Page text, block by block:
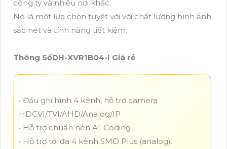
công ty và nhiều nơi khác.
Nó là một lựa chọn tuyệt vời với chất lượng hình ảnh
sắc nét và tính năng tiết kiệm.
Thông SốDH-XVR1B04-I Giá rẻ
• Đầu ghi hình 4 kênh, hỗ trợ camera
HDCVI/TVI/AHD/Analog/IP
• Hỗ trợ chuẩn nén AI-Coding
• Hỗ trợ tối đa 4 kênh SMD Plus (analog).